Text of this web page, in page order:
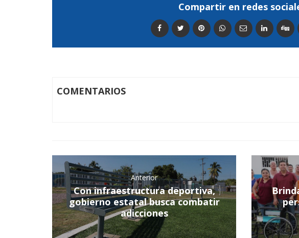
Compartir en redes
COMENTARIOS
Anterior
Con infraestructura deportiva,
gobierno estatal busca combatir
adicciones